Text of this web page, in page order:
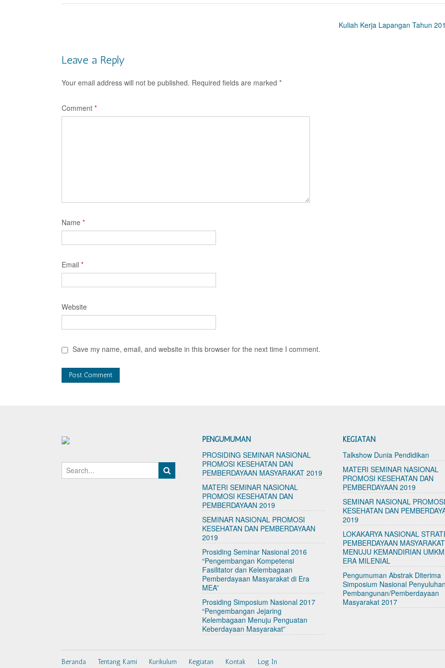
Kuliah Kerja Lapangan Tahun
Leave a Reply
Your email address will not be published. Required fields are marked *
Comment *
Name *
Email *
Website
Save my name, email, and website in this browser for the next time I comment.
PENGUMUMAN
PROSIDING SEMINAR NASIONAL
PROMOSI KESEHATAN DAN
PEMBERDAYAAN MASYARAKAT 2019
MATERI SEMINAR NASIONAL
PROMOSI KESEHATAN DAN
PEMBERDAYAAN 2019
SEMINAR NASIONAL PROMOSI
KESEHATAN DAN PEMBERDAYAAN
2019
Prosiding Seminar Nasional 2016
“Pengembangan Kompetensi
Fasilitator dan Kelembagaan
Pemberdayaan Masyarakat di Era
MEA”
Prosiding Simposium Nasional 2017
“Pengembangan Jejaring
Kelembagaan Menuju Penguatan
Keberdayaan Masyarakat”
KEGIATAN
Talkshow Dunia Pendidikan
MATERI SEMINAR NASIONAL
PROMOSI KESEHATAN DAN
PEMBERDAYAAN 2019
SEMINAR NASIONAL
KESEHATAN DAN
2019
LOKAKARYA NASIONAL
PEMBERDAYAAN MASYARAKAT
MENUJU KEMANDIRIAN
ERA MILENIAL
Pengumuman Abstrak Diterima
Simposium Nasional
Pembangunan/Pemberdayaan
Masyarakat 2017
Beranda Tentang Kami Kurikulum Kegiatan Kontak Log In